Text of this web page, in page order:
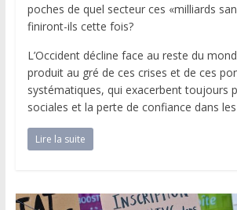
poches de quel secteur ces «milliards
finiront-ils cette fois?
L’Occident décline face au reste du
produit au gré de ces crises et de ces
systématiques, qui exacerbent toujours
sociales et la perte de confiance dans
Lire la suite